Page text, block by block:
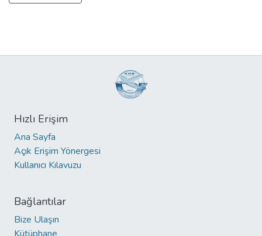
Hızlı Erişim
Ana Sayfa
Açık Erişim Yönergesi
Kullanıcı Kılavuzu
Bağlantılar
Bize Ulaşın